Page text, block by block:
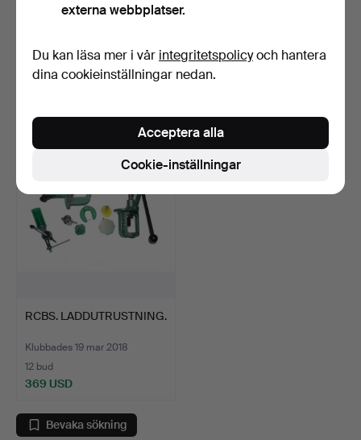
bla. RCBS och LYMAN.
Klubbades 17 feb 2020
LADDUTRUSTNING.
Klubbades 16 apr 2018
RCBS. LADDUTRUSTNING.
Klubbades 19 mar 2018
12 bud
369 USD
Bevaka sökning
externa webbplatser.
Du kan läsa mer i vår integritetspolicyoch hantera
dina cookieinställningar nedan.
Cookie-inställningar
Acceptera alla